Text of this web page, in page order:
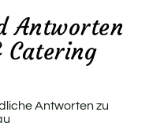
Antworten
Catering
Antworten zu